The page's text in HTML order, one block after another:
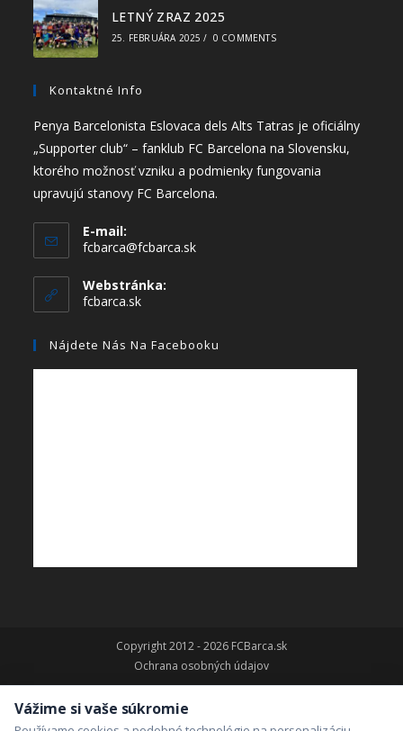
LETNÝ ZRAZ 2025
25. FEBRUÁRA 2025 / 0 COMMENTS
Kontaktné Info
Penya Barcelonista Eslovaca dels Alts Tatras je oficiálny
„Supporter club“ – fanklub FC Barcelona na Slovensku,
ktorého možnosť vzniku a podmienky fungovania
upravujú stanovy FC Barcelona.
E-mail:
fcbarca@fcbarca.sk
Webstránka:
fcbarca.sk
Nájdete Nás Na Facebooku
Copyright 2012 - 2026 FCBarca.sk
Ochrana osobných údajov
Vážime si vaše súkromie